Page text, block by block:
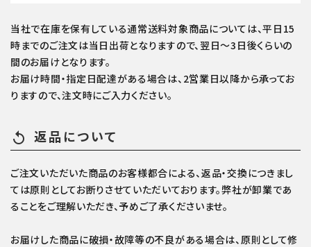
当社で在庫を保有している通常送料対象商品については、平日15
時までのご注文は当日出荷となりますので、翌日～3日後くらいの
間のお届けとなります。
お届け時間・指定日配達がある場合は、2営業日以降から承ってお
りますので、注文時にご入力ください。
replay 返品について
ご注文いただいた商品のお客様都合による、返品・交換につきまし
ては原則としてお断りさせていただいております。弊社が卸業であ
ることをご理解いただき、予めご了承くださいませ。
お届けした商品に破損・故障等の不良がある場合は、原則として修